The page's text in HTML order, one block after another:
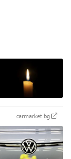
carmarket.bg